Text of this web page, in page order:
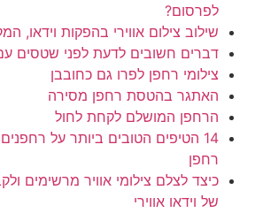
לפרסום?
שילוב צילום אווירי בהפקות וידאו,
דברים חשובים לדעת לפני שטסים
צילומי רחפן לפרו גם כחובבן
האתגר בהטסת רחפן מסירה
הרחפן המושלם לקחת לחול
14 הטיפים הטובים ביותר על
רחפן
כיצד לצלם צילומי אוויר מרשימים
של וידאו אווירי